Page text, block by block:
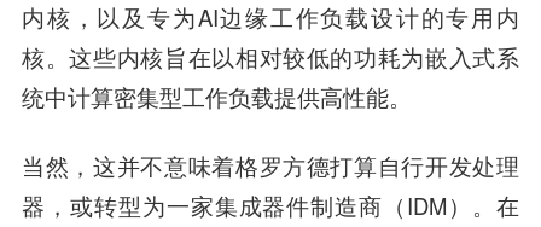
内核，以及专为AI边缘工作负载设计的专用内
核。这些内核旨在以相对较低的功耗为嵌入式系
统中计算密集型工作负载提供高性能。
当然，这并不意味着格罗方德打算自行开发处理
器，或转型为一家集成器件制造商（IDM）。在